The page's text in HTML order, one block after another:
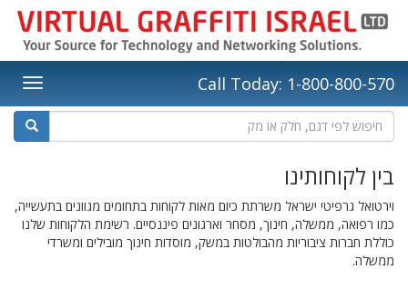
Call Today: 1-800-800-570
בין לקוחותינו
וירטואל גרפיטי ישראל משרתת כיום מאות לקוחות בתחומים מגוונים בתעשייה,
כמו רפואה, ממשלה, חינוך, מסחר וארגונים פיננסיים. רשימת הלקוחות שלנו
כוללת חברות ציבוריות מהבולטות במשק, מוסדות חינוך מובילים ומשרדי
ממשלה.